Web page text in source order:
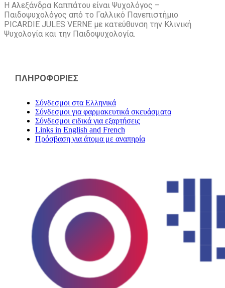
Η Αλεξάνδρα Καππάτου είναι Ψυχολόγος –
Παιδοψυχολόγος από το Γαλλικό Πανεπιστήμιο
PICARDIE JULES VERNE με κατεύθυνση την Kλινική
Ψυχολογία και την Παιδοψυχολογία.
ΠΛΗΡΟΦΟΡΙΕΣ
Σύνδεσμοι στα Ελληνικά
Σύνδεσμοι για φαρμακευτικά σκευάσματα
Σύνδεσμοι ειδικά για εξαρτήσεις
Links in English and French
Πρόσβαση για άτομα με αναπηρία